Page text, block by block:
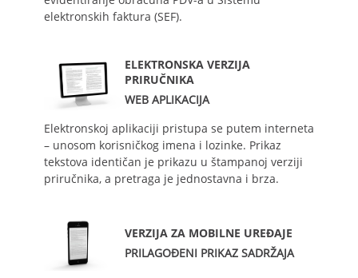
elektronskih faktura (SEF).
ELEKTRONSKA VERZIJA
PRIRUČNIKA
WEB APLIKACIJA
Elektronskoj aplikaciji pristupa se putem interneta
– unosom korisničkog imena i lozinke. Prikaz
tekstova identičan je prikazu u štampanoj verziji
priručnika, a pretraga je jednostavna i brza.
VERZIJA ZA MOBILNE UREĐAJE
PRILAGOĐENI PRIKAZ SADRŽAJA